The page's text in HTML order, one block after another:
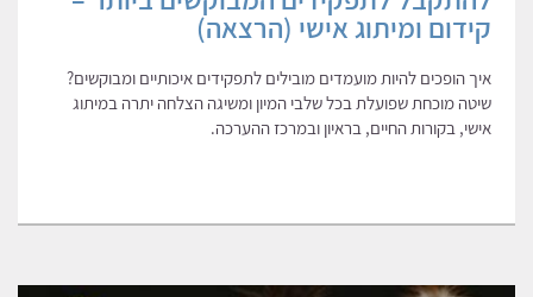
קידום ומיתוג אישי (הרצאה)
איך הופכים להיות מועמדים מובילים לתפקידים איכותיים ומבוקשים?
שיטה מוכחת שפועלת בכל שלבי המיון ומשיגה הצלחה יתרה במיתוג
אישי, בקורות החיים, בראיון ובמרכז ההערכה.